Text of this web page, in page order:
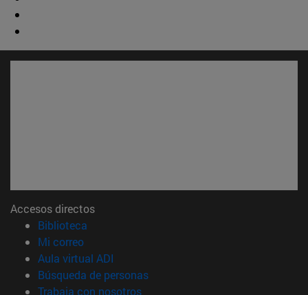
Accesos directos
Biblioteca
Mi correo(abre en nueva ventana)
Aula virtual ADI
Búsqueda de personas(abre en nueva ventana)
Trabaja con nosotros(abre en nueva ventana)